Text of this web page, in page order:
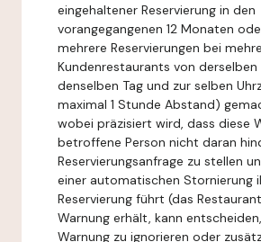
eingehaltener Reservierung in den
vorangegangenen 12 Monaten
mehrere Reservierungen bei
Kundenrestaurants von derselben
denselben Tag und zur selben
maximal 1 Stunde Abstand)
wobei präzisiert wird, dass diese
betroffene Person nicht daran
Reservierungsanfrage zu stellen
einer automatischen Stornierung
Reservierung führt (das
Warnung erhält, kann
Warnung zu ignorieren oder